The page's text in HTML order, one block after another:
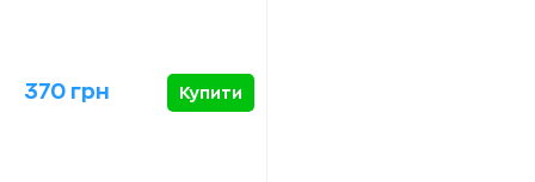
370 грн Купити